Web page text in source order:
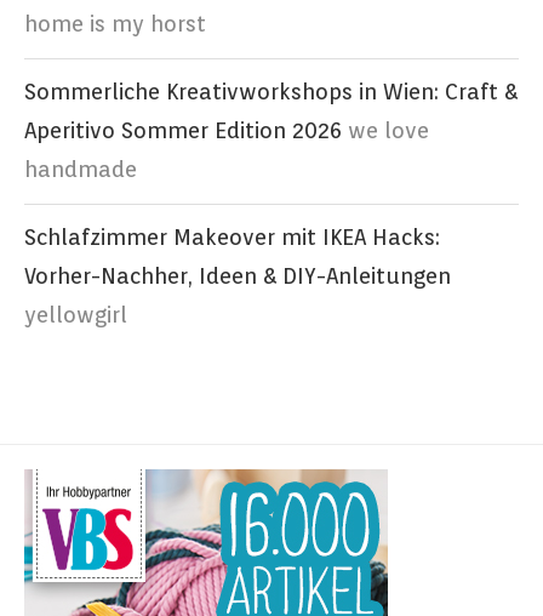
home is my horst
Sommerliche Kreativworkshops in Wien: Craft &
Aperitivo Sommer Edition 2026 we love
handmade
Schlafzimmer Makeover mit IKEA Hacks:
Vorher-Nachher, Ideen & DIY-Anleitungen
yellowgirl